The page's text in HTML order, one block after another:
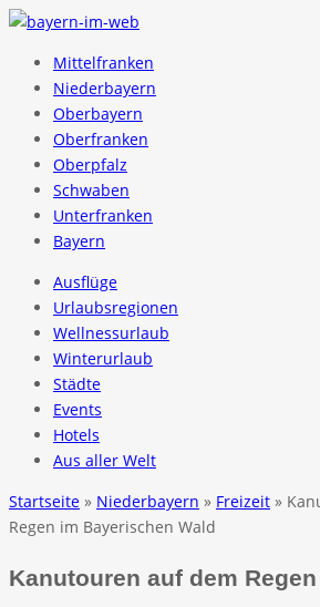
Mittelfranken
Niederbayern
Oberbayern
Oberfranken
Oberpfalz
Schwaben
Unterfranken
Bayern
Ausflüge
Urlaubsregionen
Wellnessurlaub
Winterurlaub
Städte
Events
Hotels
Aus aller Welt
Startseite » Niederbayern » Freizeit »
Regen im Bayerischen Wald
Kanutouren auf dem